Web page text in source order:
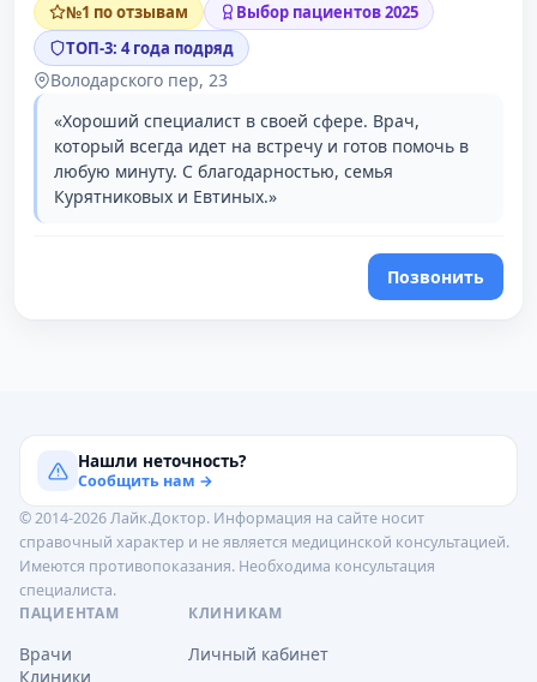
№1 по отзывам
Выбор пациентов 2025
ТОП-3: 4 года подряд
Володарского пер, 23
«Хороший специалист в своей сфере. Врач,
который всегда идет на встречу и готов помочь в
любую минуту. С благодарностью, семья
Курятниковых и Евтиных.»
Позвонить
Нашли неточность?
Сообщить нам →
© 2014-2026 Лайк.Доктор. Информация на сайте носит
справочный характер и не является медицинской консультацией.
Имеются противопоказания. Необходима консультация
специалиста.
ПАЦИЕНТАМ
Врачи
Клиники
КЛИНИКАМ
Личный кабинет